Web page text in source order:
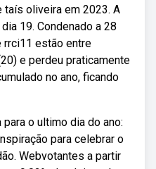
taís oliveira em 2023. A
19. Condenado a 28
rrci11 estão entre
e perdeu praticamente
no ano, ficando
o ultimo dia do ano:
para celebrar o
Webvotantes a partir